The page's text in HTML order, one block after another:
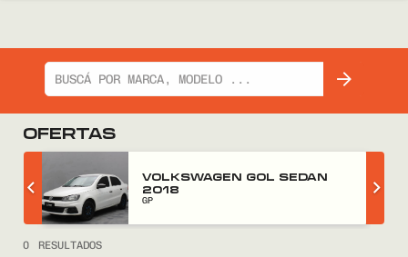
OFERTAS
VOLKSWAGEN GOL SEDAN
2018
GP
0
RESULTADOS